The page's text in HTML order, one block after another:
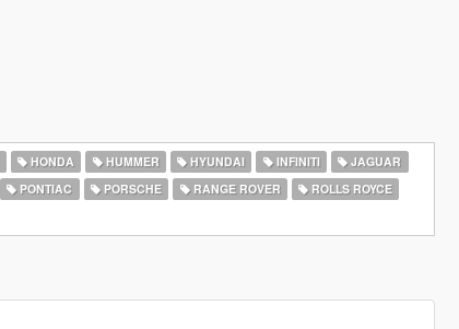
HONDA HUMMER HYUNDAI INFINITI
JAGUAR
PONTIAC PORSCHE RANGE ROVER
ROLLS ROYCE